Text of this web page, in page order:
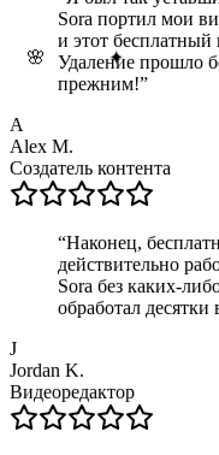
🌸 ✦
Sora портил мои
и этот бесплатный
Удаление прошло
прежним!”
A
Alex M.
Создатель контента
“Наконец,
действительно
Sora без каких-
обработал
J
Jordan K.
Видеоредактор